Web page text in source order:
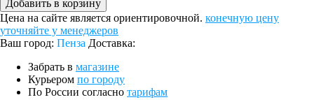
Добавить в корзину
Цена на сайте является ориентировочной. конечную цену
уточняйте у менеджеров
Ваш город: Пенза Доставка:
Забрать в магазине
Курьером по городу
По России согласно тарифам